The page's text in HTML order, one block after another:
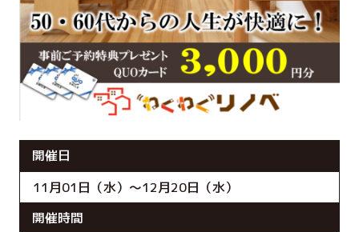
開催日
11月01日（水）～12月20日（水）
開催時間